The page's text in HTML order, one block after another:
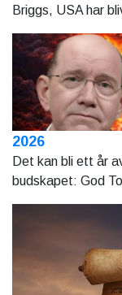
Briggs, USA har
2026
Det kan bli ett år
budskapet: God